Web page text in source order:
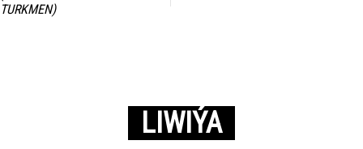
LIWIÝA